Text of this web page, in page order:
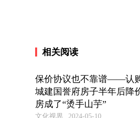
相关阅读
保价协议也不靠谱——认
城建国誉府房子半年后降
房成了“烫手山芋”
文化视界 2024-05-10